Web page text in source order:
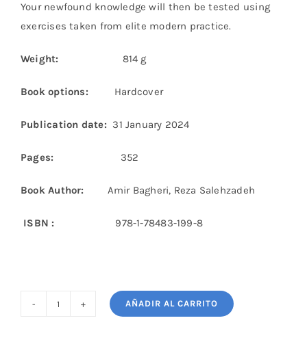
Your newfound knowledge will then be tested using
exercises taken from elite modern practice.
Weight: 814 g
Book options: Hardcover
Publication date: 31 January 2024
Pages: 352
Book Author: Amir Bagheri, Reza Salehzadeh
ISBN : 978-1-78483-199-8
Understanding
AÑADIR AL CARRITO